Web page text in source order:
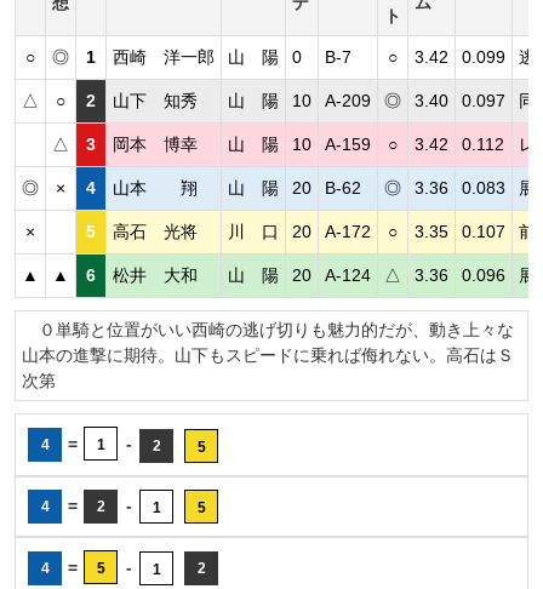
ト
○ ◎ 1 西崎 洋一郎 山 陽 0 B-7 ○ 3.42 0.099 逃
△ ○ 2 山下 知秀 山 陽 10 A-209 ◎ 3.40 0.097 同
△ 3 岡本 博幸 山 陽 10 A-159 ○ 3.42 0.112 レ
◎ × 4 山本 翔 山 陽 20 B-62 ◎ 3.36 0.083 展
× 5 高石 光将 川 口 20 A-172 ○ 3.35 0.107 前
▲ ▲ 6 松井 大和 山 陽 20 A-124 △ 3.36 0.096 展
０単騎と位置がいい西崎の逃げ切りも魅力的だが、動き上々な
山本の進撃に期待。山下もスピードに乗れば侮れない。高石はＳ
次第
4 = 1 - 2 5
4 = 2 - 1 5
4 = 5 - 1 2